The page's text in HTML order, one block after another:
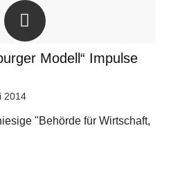
Modell“ Impulse
2014
"Behörde für Wirtschaft,